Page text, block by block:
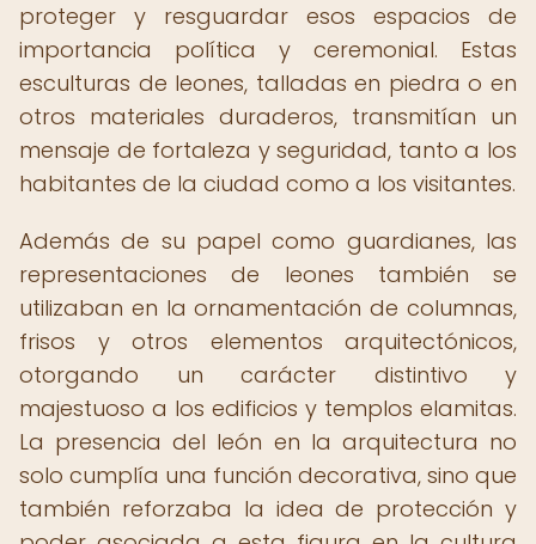
proteger y resguardar esos espacios de
importancia política y ceremonial. Estas
esculturas de leones, talladas en piedra o en
otros materiales duraderos, transmitían un
mensaje de fortaleza y seguridad, tanto a los
habitantes de la ciudad como a los visitantes.
Además de su papel como guardianes, las
representaciones de leones también se
utilizaban en la ornamentación de columnas,
frisos y otros elementos arquitectónicos,
otorgando un carácter distintivo y
majestuoso a los edificios y templos elamitas.
La presencia del león en la arquitectura no
solo cumplía una función decorativa, sino que
también reforzaba la idea de protección y